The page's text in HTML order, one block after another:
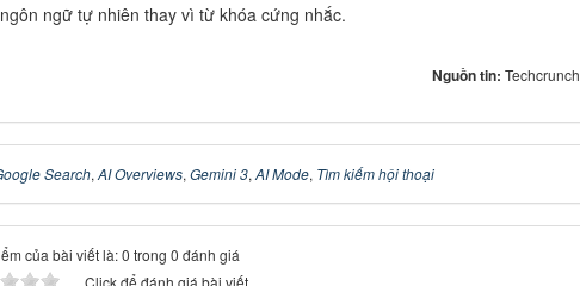
ngữ tự nhiên thay vì từ khóa cứng nhắc.
Nguồn tin: Techcrunch
Search, AI Overviews, Gemini 3, AI Mode, Tìm kiếm hội thoại
của bài viết là: 0 trong 0 đánh giá
Click để đánh giá bài viết